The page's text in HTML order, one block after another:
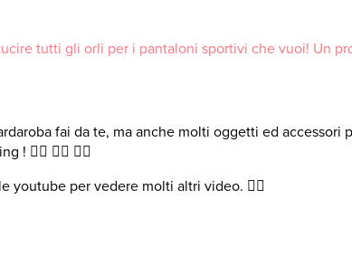
tutti gli orli per i pantaloni sportivi che vuoi! Un
fai da te, ma anche molti oggetti ed
👍🏻 👍🏻
per vedere molti altri video. 👍🏻